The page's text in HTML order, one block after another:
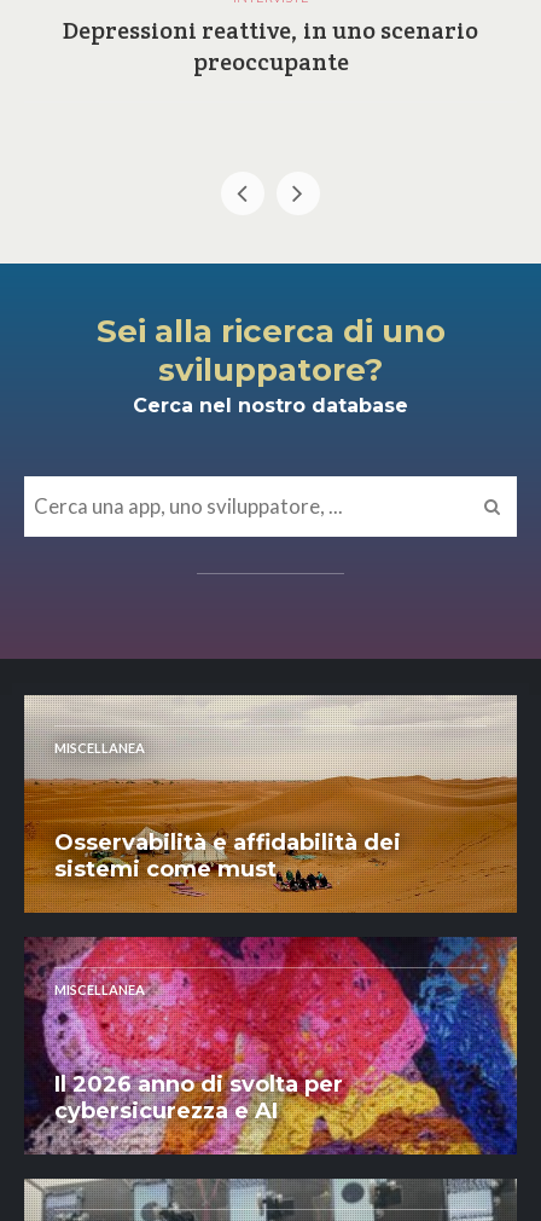
Depressioni reattive, in uno scenario
preoccupante
Sei alla ricerca di uno
sviluppatore?
Cerca nel nostro database
MISCELLANEA
Osservabilità e affidabilità dei
sistemi come must
MISCELLANEA
Il 2026 anno di svolta per
cybersicurezza e AI